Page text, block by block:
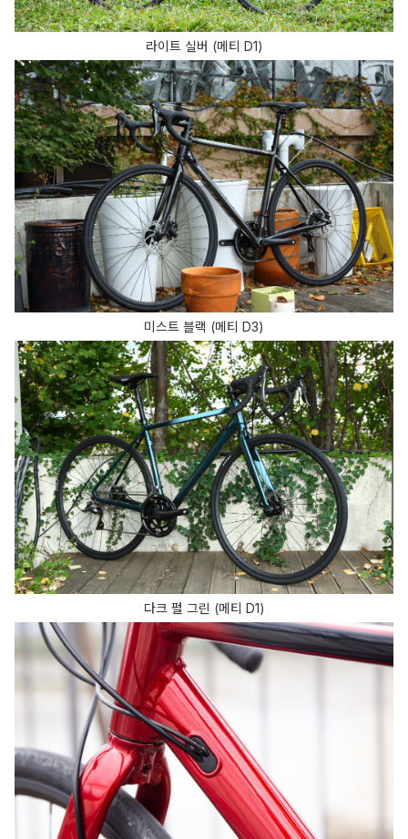
라이트 실버 (메티 D1)
미스트 블랙 (메티 D3)
다크 펄 그린 (메티 D1)